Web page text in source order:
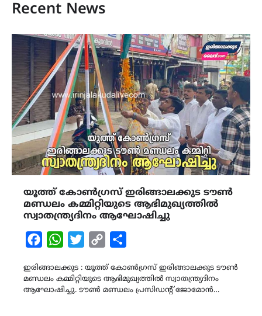
Recent News
യൂത്ത് കോൺഗ്രസ് ഇരിങ്ങാലക്കുട ടൗൺ
മണ്ഡലം കമ്മിറ്റിയുടെ ആഭിമുഖ്യത്തിൽ
സ്വാതന്ത്ര്യദിനം ആഘോഷിച്ചു
FacebookWhatsAppTwitterCopy
ഇരിങ്ങാലക്കുട : യൂത്ത് കോൺഗ്രസ് ഇരിങ്ങാലക്കുട ടൗൺ
മണ്ഡലം കമ്മിറ്റിയുടെ ആഭിമുഖ്യത്തിൽ സ്വാതന്ത്ര്യദിനം
ആഘോഷിച്ചു. ടൗൺ മണ്ഡലം പ്രസിഡന്റ് ജോമോൻ…